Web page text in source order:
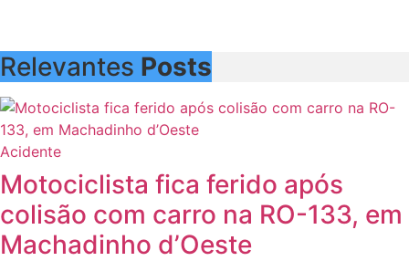
Relevantes Posts
Acidente
Motociclista fica ferido após
colisão com carro na RO-133, em
Machadinho d’Oeste